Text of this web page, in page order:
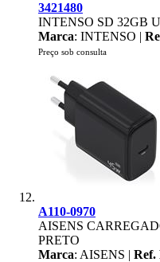
3421480
INTENSO SD 32GB
Marca: INTENSO |
Preço sob consulta
A110-0970
AISENS
PRETO
Marca: AISENS | Ref.